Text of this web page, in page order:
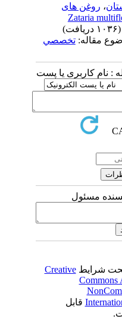
،روغن های
Zataria
مقاله:تخصصي
: نام کاربری یا پست
مسئول
شرایطCreative
قابل